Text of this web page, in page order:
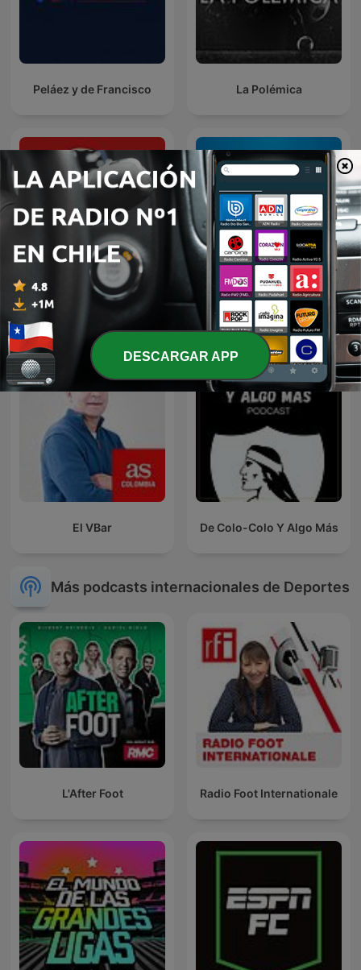
Peláez y de Francisco La Polémica
Palabras Mayores Blog Deportivo
El VBar De Colo-Colo Y Algo Más
Más podcasts internacionales de Deportes
L'After Foot Radio Foot Internationale
DESCARGAR APP